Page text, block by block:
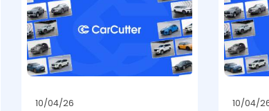
10/04/26 10/04/